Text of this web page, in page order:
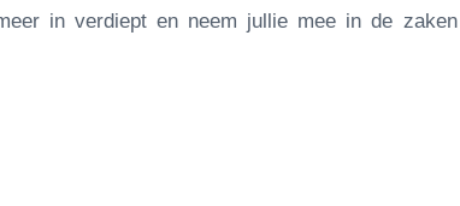
in verdiept en neem jullie mee in de